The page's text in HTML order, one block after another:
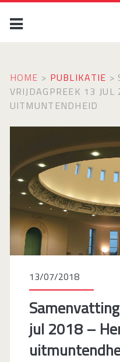
HOME > PUBLIKATIE >
VRIJDAGPREEK 13
UITMUNTENDHEID
13/07/2018
jul 2018 –